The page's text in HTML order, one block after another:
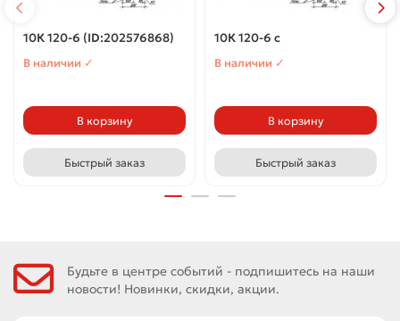
10К 120-6 (ID:202576868)
В наличии ✓
В корзину
Быстрый заказ
10К 120-6 с
В наличии ✓
В корзину
Быстрый заказ
Будьте в центре событий - подпишитесь на наши
новости! Новинки, скидки, акции.